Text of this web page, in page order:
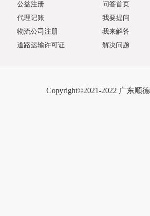
公益注册
代理记账
物流公司注册
道路运输许可证
问答首页
我要提问
我来解答
解决问题
Copyright©2021-2022 广东顺